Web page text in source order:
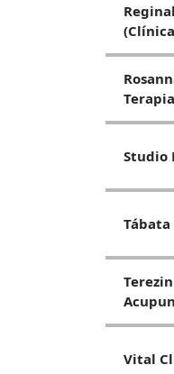
Studio
Tábata
Vital